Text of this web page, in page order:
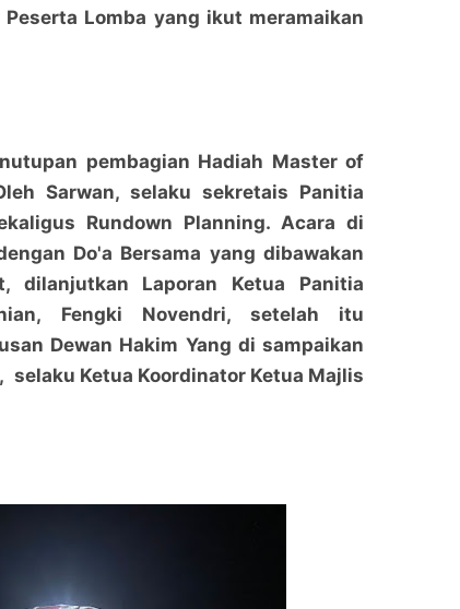
Lomba yang ikut meramaikan
pembagian Hadiah Master of
Sarwan, selaku sekretais Panitia
Rundown Planning. Acara di
Do'a Bersama yang dibawakan
dilanjutkan Laporan Ketua Panitia
Fengki Novendri, setelah itu
Dewan Hakim Yang di sampaikan
selaku Ketua Koordinator Ketua Majlis